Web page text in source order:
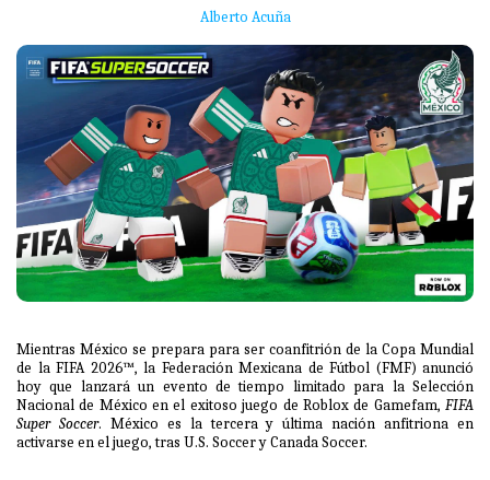
Alberto Acuña
Mientras México se prepara para ser coanfitrión de la Copa Mundial
de la FIFA 2026™, la Federación Mexicana de Fútbol (FMF) anunció
hoy que lanzará un evento de tiempo limitado para la Selección
Nacional de México en el exitoso juego de Roblox de Gamefam, FIFA
Super Soccer. México es la tercera y última nación anfitriona en
activarse en el juego, tras U.S. Soccer y Canada Soccer.